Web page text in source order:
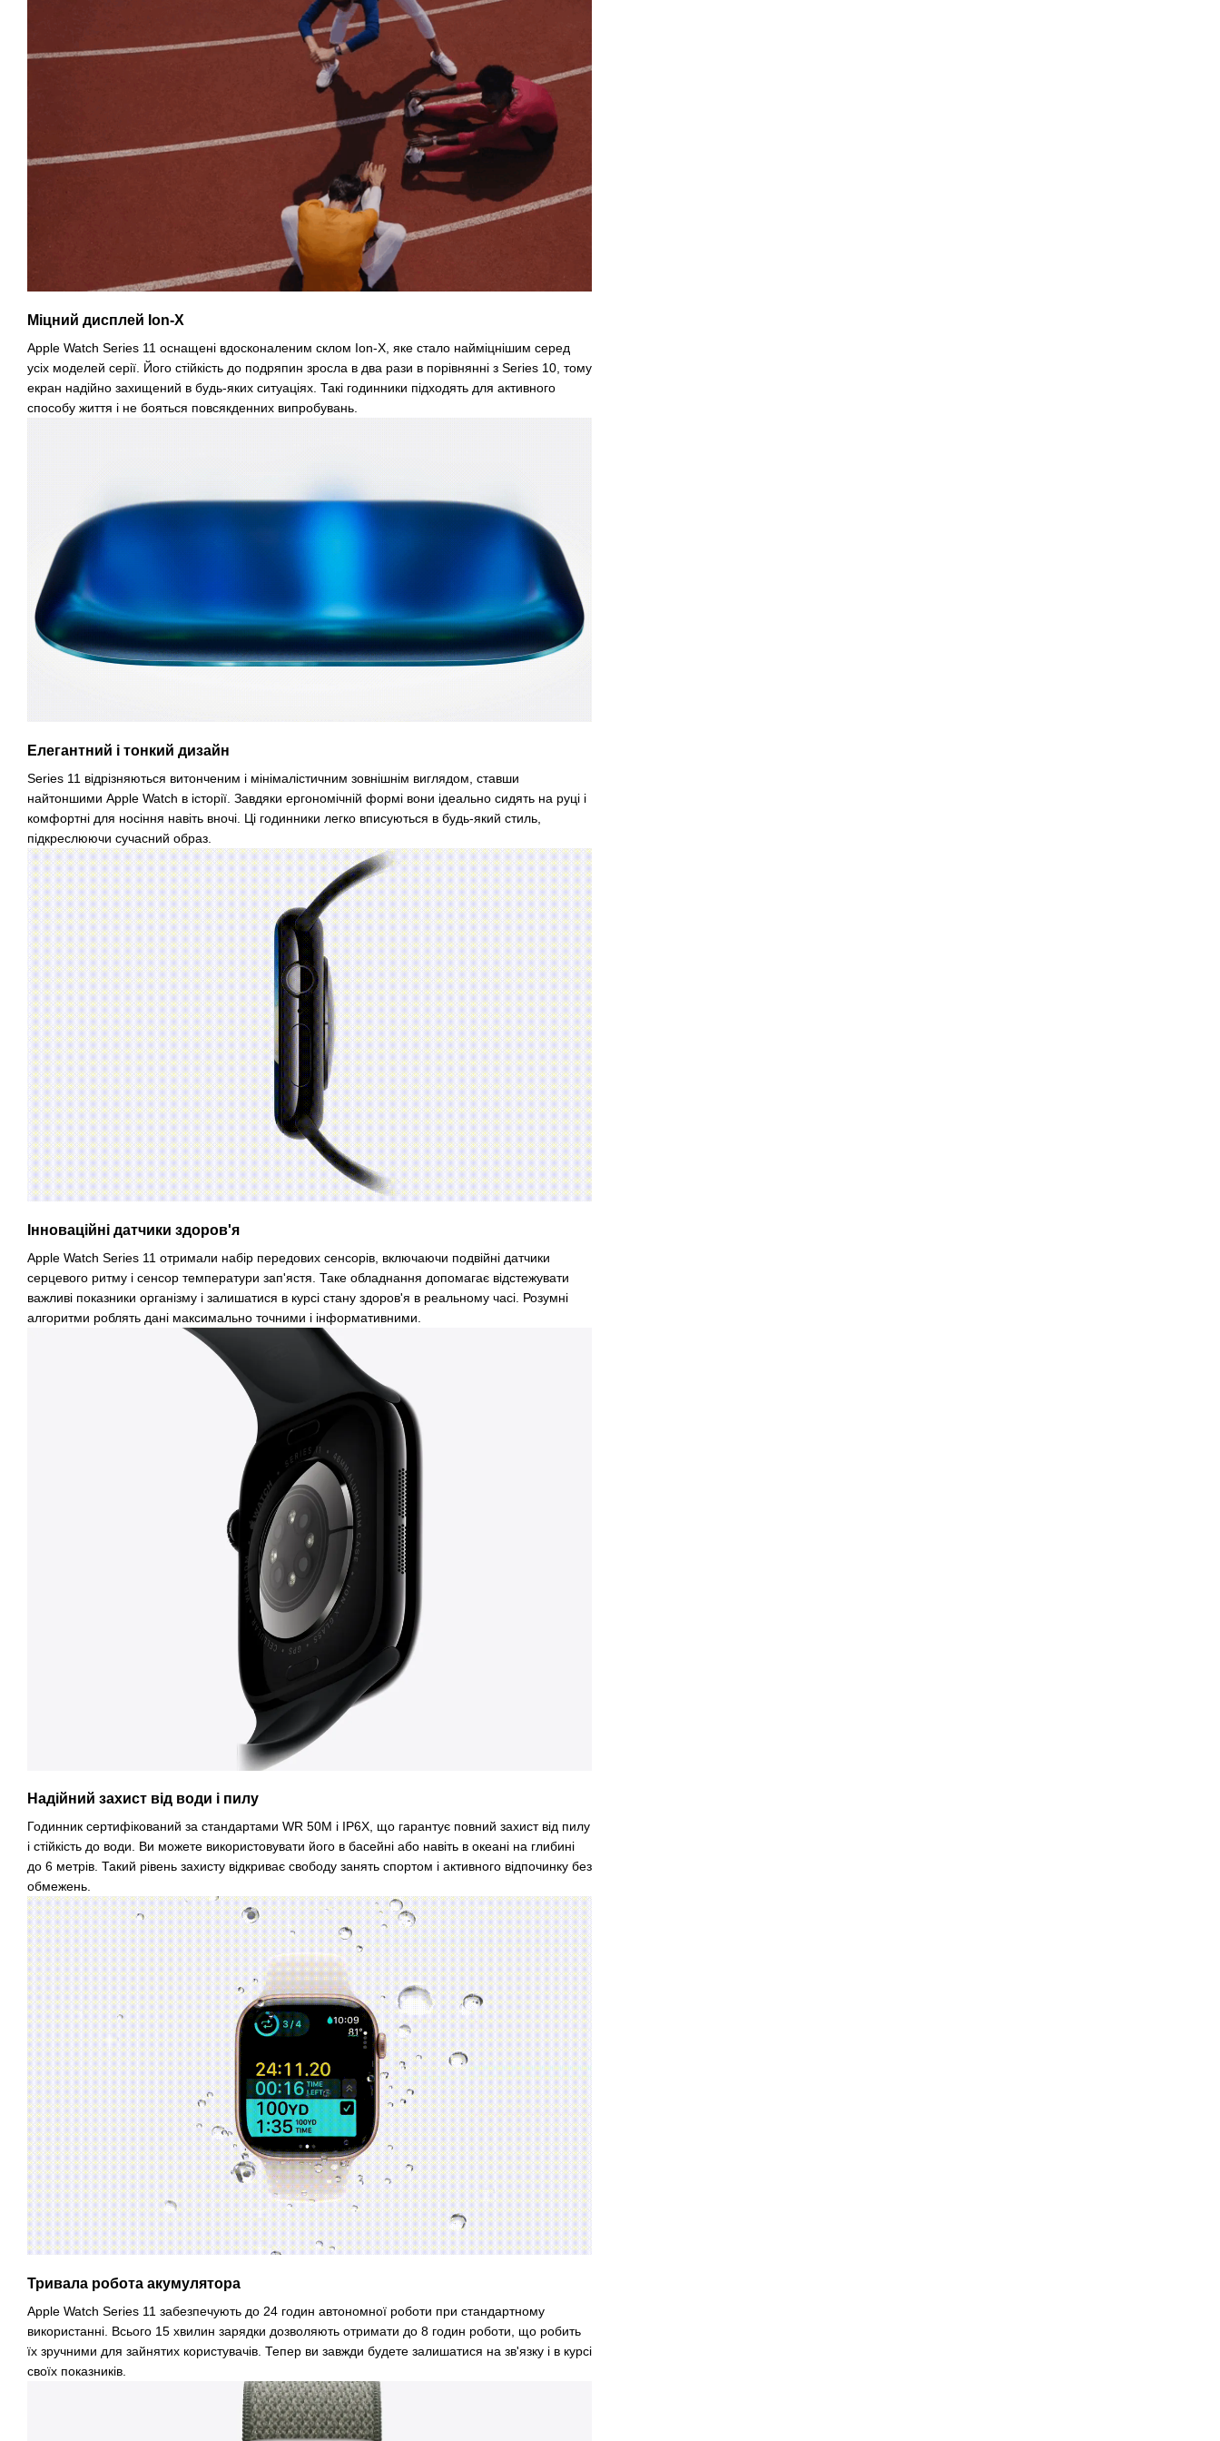
Міцний дисплей Ion-X
Apple Watch Series 11 оснащені вдосконаленим склом Ion-X, яке стало найміцнішим серед
усіх моделей серії. Його стійкість до подряпин зросла в два рази в порівнянні з Series 10, тому
екран надійно захищений в будь-яких ситуаціях. Такі годинники підходять для активного
способу життя і не бояться повсякденних випробувань.
Елегантний і тонкий дизайн
Series 11 відрізняються витонченим і мінімалістичним зовнішнім виглядом, ставши
найтоншими Apple Watch в історії. Завдяки ергономічній формі вони ідеально сидять на руці і
комфортні для носіння навіть вночі. Ці годинники легко вписуються в будь-який стиль,
підкреслюючи сучасний образ.
Інноваційні датчики здоров'я
Apple Watch Series 11 отримали набір передових сенсорів, включаючи подвійні датчики
серцевого ритму і сенсор температури зап'ястя. Таке обладнання допомагає відстежувати
важливі показники організму і залишатися в курсі стану здоров'я в реальному часі. Розумні
алгоритми роблять дані максимально точними і інформативними.
Надійний захист від води і пилу
Годинник сертифікований за стандартами WR 50M і IP6X, що гарантує повний захист від пилу
і стійкість до води. Ви можете використовувати його в басейні або навіть в океані на глибині
до 6 метрів. Такий рівень захисту відкриває свободу занять спортом і активного відпочинку без
обмежень.
Тривала робота акумулятора
Apple Watch Series 11 забезпечують до 24 годин автономної роботи при стандартному
використанні. Всього 15 хвилин зарядки дозволяють отримати до 8 годин роботи, що робить
їх зручними для зайнятих користувачів. Тепер ви завжди будете залишатися на зв'язку і в курсі
своїх показників.